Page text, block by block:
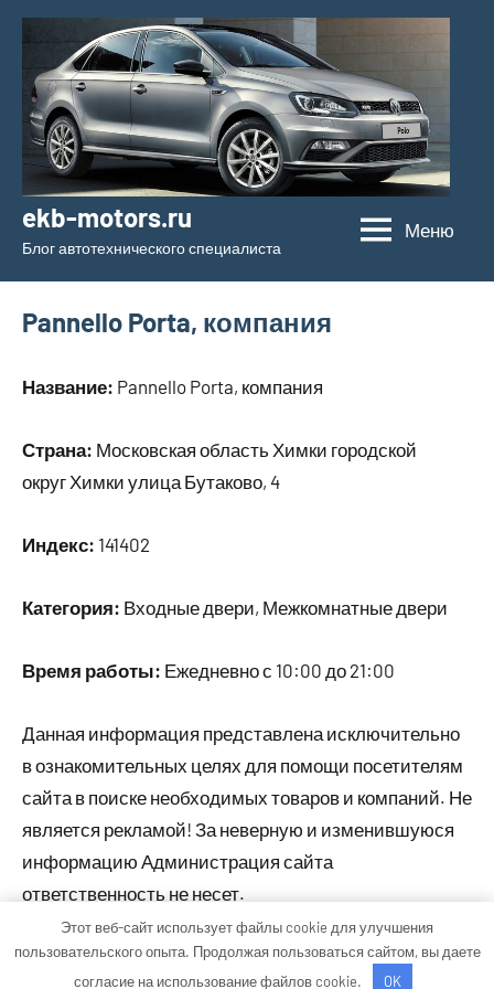
Перейти
содержимому
ekb-motors.ru
Блог автотехнического специалиста
Меню
Pannello Porta, компания
Название: Pannello Porta, компания
Страна: Московская область Химки городской
округ Химки улица Бутаково, 4
Индекс: 141402
Категория: Входные двери, Межкомнатные двери
Время работы: Ежедневно с 10:00 до 21:00
Данная информация представлена исключительно
в ознакомительных целях для помощи посетителям
сайта в поиске необходимых товаров и компаний. Не
является рекламой! За неверную и изменившуюся
информацию Администрация сайта
ответственность не несет.
Тема WordPress: Occasio от ThemeZee.
Этот веб-сайт использует файлы cookie для улучшения
пользовательского опыта. Продолжая пользоваться сайтом, вы даете
согласие на использование файлов cookie.
OK